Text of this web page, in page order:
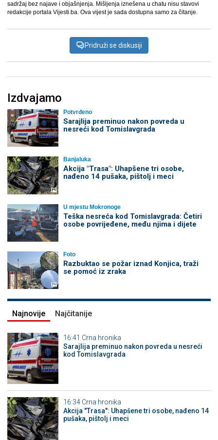
sadržaj bez najave i objašnjenja. Mišljenja iznešena u chatu nisu stavovi
redakcije portala Vijesti.ba. Ova vijest je sada dostupna samo za čitanje.
Pridruži se diskusiji
Izdvajamo
Potvrđeno
Sarajlija preminuo nakon povreda u
nesreći kod Tomislavgrada
Banjaluka
Akcija "Trasa": Uhapšene tri osobe,
nađeno 14 pušaka, pištolj i meci
U mjestu Mokronoge
Teška nesreća kod Tomislavgrada: Četiri
osobe povrijeđene, među njima i dijete
Foto
Razbuktao se požar iznad Konjica, traži
se pomoć iz zraka
Najnovije Najčitanije
16:41 Crna hronika
Sarajlija preminuo nakon povreda u nesreći
kod Tomislavgrada
16:34 Crna hronika
Akcija "Trasa": Uhapšene tri osobe, nađeno 14
pušaka, pištolj i meci